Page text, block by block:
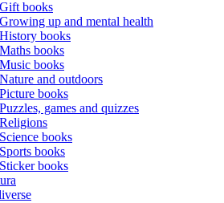
Gift books
Growing up and mental health
History books
Maths books
Music books
Nature and outdoors
Picture books
Puzzles, games and quizzes
Religions
Science books
Sports books
Sticker books